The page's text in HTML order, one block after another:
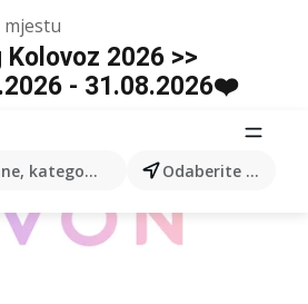
mjestu
kategorije, proizvode... Odaberite grad
2026 >>
- 31.08.2026❤️